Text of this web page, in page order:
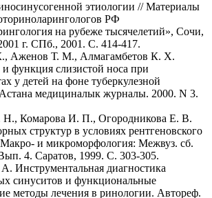
этиологии // Материалы
РФ
на рубеже тысячелетий», Сочи,
г. СПб., 2001. C. 414-417.
Аженов Т. М., Алмагамбетов К. Х.
функция слизистой носа при
у детей на фоне туберкулезной
медициналык журналы. 2000. N 3.
Н., Комарова И. П., Огородникова Е. В.
структур в условиях рентгеновского
и микроморфология: Межвуз. сб.
4. Саратов, 1999. C. 303-305.
Инструментальная диагностика
синуситов и функциональные
методы лечения в ринологии. Автореф.